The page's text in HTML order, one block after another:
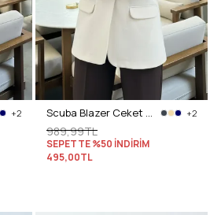
+2 Scuba Blazer Ceket 2272 - BEJ +2
989,99TL
SEPETTE %50 İNDİRİM
495,00TL